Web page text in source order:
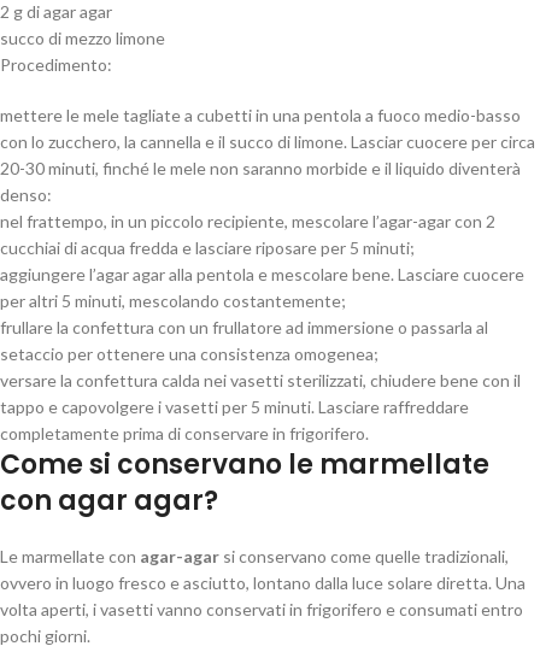
2 g di agar agar
succo di mezzo limone
Procedimento:
mettere le mele tagliate a cubetti in una pentola a fuoco medio-basso
con lo zucchero, la cannella e il succo di limone. Lasciar cuocere per circa
20-30 minuti, finché le mele non saranno morbide e il liquido diventerà
denso:
nel frattempo, in un piccolo recipiente, mescolare l’agar-agar con 2
cucchiai di acqua fredda e lasciare riposare per 5 minuti;
aggiungere l’agar agar alla pentola e mescolare bene. Lasciare cuocere
per altri 5 minuti, mescolando costantemente;
frullare la confettura con un frullatore ad immersione o passarla al
setaccio per ottenere una consistenza omogenea;
versare la confettura calda nei vasetti sterilizzati, chiudere bene con il
tappo e capovolgere i vasetti per 5 minuti. Lasciare raffreddare
completamente prima di conservare in frigorifero.
Come si conservano le marmellate
con agar agar?
Le marmellate con agar-agar si conservano come quelle tradizionali,
ovvero in luogo fresco e asciutto, lontano dalla luce solare diretta. Una
volta aperti, i vasetti vanno conservati in frigorifero e consumati entro
pochi giorni.